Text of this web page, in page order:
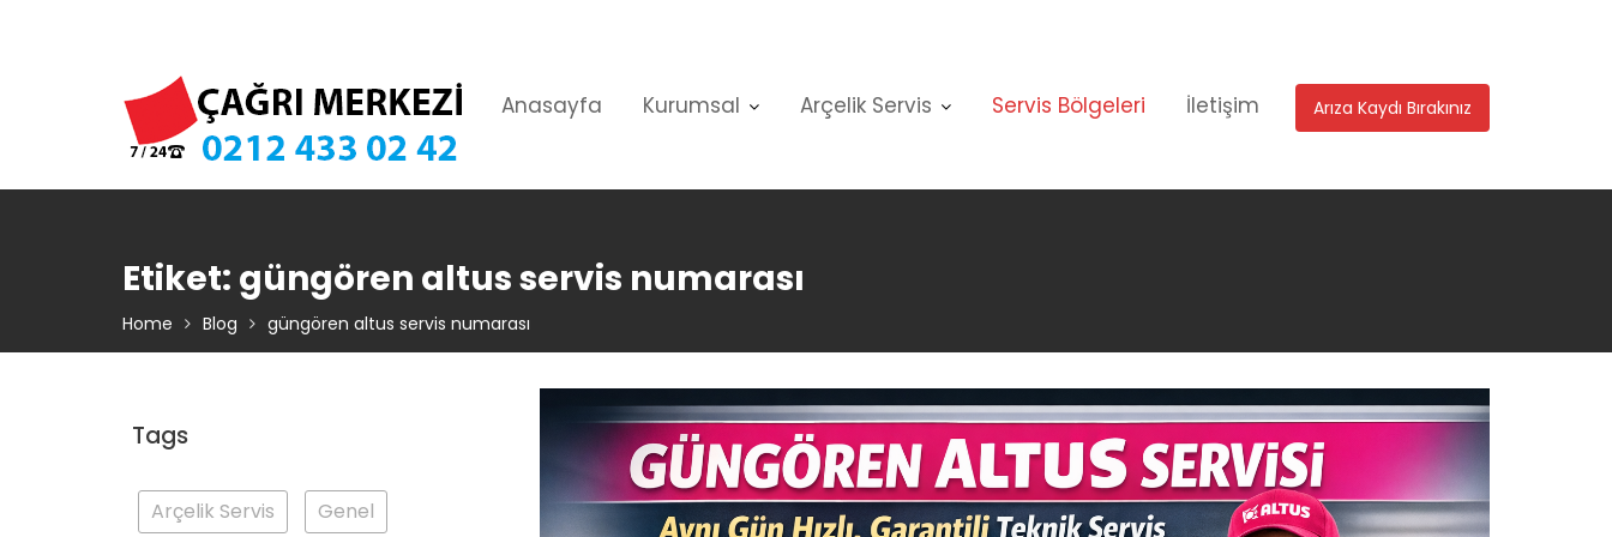
Arıza Kaydı Bırakınız
Anasayfa Kurumsal Arçelik Servis Servis Bölgeleri İletişim
Etiket: güngören altus servis numarası
Home Blog güngören altus servis numarası
Tags
Arçelik Servis Genel